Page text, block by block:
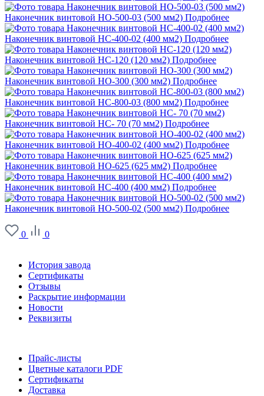
Наконечник винтовой НО-500-03 (500 мм2) Подробнее
Наконечник винтовой НС-400-02 (400 мм2) Подробнее
Наконечник винтовой НС-120 (120 мм2) Подробнее
Наконечник винтовой НО-300 (300 мм2) Подробнее
Наконечник винтовой НС-800-03 (800 мм2) Подробнее
Наконечник винтовой НС- 70 (70 мм2) Подробнее
Наконечник винтовой НО-400-02 (400 мм2) Подробнее
Наконечник винтовой НО-625 (625 мм2) Подробнее
Наконечник винтовой НС-400 (400 мм2) Подробнее
Наконечник винтовой НО-500-02 (500 мм2) Подробнее
0
0
История завода
Сертификаты
Отзывы
Раскрытие информации
Новости
Реквизиты
Прайс-листы
Цветные каталоги PDF
Сертификаты
Доставка